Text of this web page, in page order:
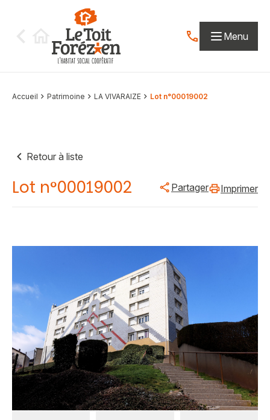
Contactez-nous
Menu
Accueil Patrimoine LA VIVARAIZE Lot n°00019002
Retour à liste
Lot n°00019002 Partager Imprimer